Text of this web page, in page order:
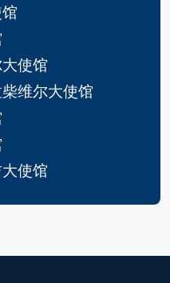
使馆
维尔大使馆
使馆